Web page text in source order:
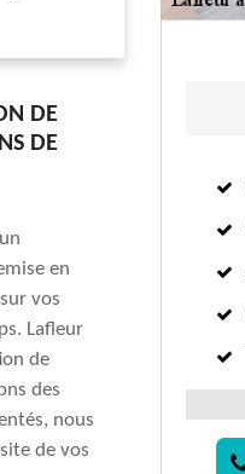
DE
DE
en
vos
Lafleur
de
des
nous
de vos